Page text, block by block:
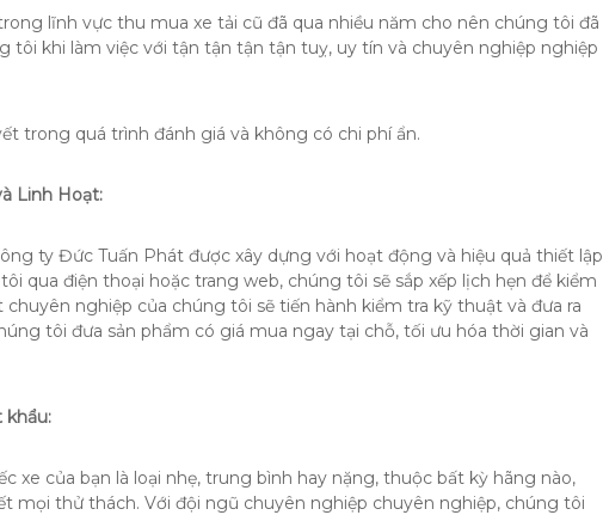
lĩnh vực thu mua xe tải cũ đã qua nhiều năm cho nên chúng tôi đã
tôi khi làm việc với tận tận tận tận tuỵ, uy tín và chuyên nghiệp nghiệp
trong quá trình đánh giá và không có chi phí ẩn.
Linh Hoạt:
ty Đức Tuấn Phát được xây dựng với hoạt động và hiệu quả thiết lập
qua điện thoại hoặc trang web, chúng tôi sẽ sắp xếp lịch hẹn để kiểm
nghiệp của chúng tôi sẽ tiến hành kiểm tra kỹ thuật và đưa ra
tôi đưa sản phẩm có giá mua ngay tại chỗ, tối ưu hóa thời gian và
khẩu:
xe của bạn là loại nhẹ, trung bình hay nặng, thuộc bất kỳ hãng nào,
mọi thử thách. Với đội ngũ chuyên nghiệp chuyên nghiệp, chúng tôi